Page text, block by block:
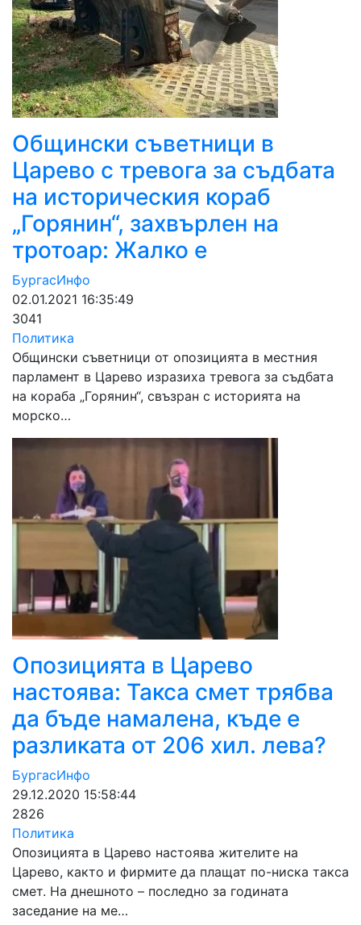
Общински съветници в
Царево с тревога за съдбата
на историческия кораб
„Горянин“, захвърлен на
тротоар: Жалко е
БургасИнфо
02.01.2021 16:35:49
3041
Политика
Общински съветници от опозицията в местния
парламент в Царево изразиха тревога за съдбата
на кораба „Горянин“, свъзран с историята на
морско…
Опозицията в Царево
настоява: Такса смет трябва
да бъде намалена, къде е
разликата от 206 хил. лева?
БургасИнфо
29.12.2020 15:58:44
2826
Политика
Опозицията в Царево настоява жителите на
Царево, както и фирмите да плащат по-ниска такса
смет. На днешното – последно за годината
заседание на ме…